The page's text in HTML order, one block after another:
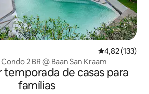
4,82 de uma
4,82 (133)
2 BR @ Baan San Kraam
de casas para
famílias